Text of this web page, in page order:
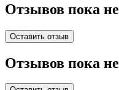
Отзывов пока
Оставить отзыв
Отзывов пока